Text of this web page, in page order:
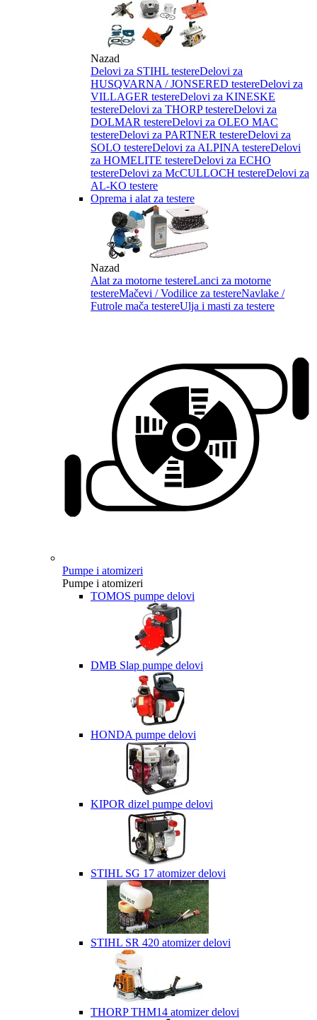
Nazad
Delovi za STIHL testereDelovi za
HUSQVARNA / JONSERED testereDelovi za
VILLAGER testereDelovi za KINESKE
testereDelovi za THORP testereDelovi za
DOLMAR testereDelovi za OLEO MAC
testereDelovi za PARTNER testereDelovi za
SOLO testereDelovi za ALPINA testereDelovi
za HOMELITE testereDelovi za ECHO
testereDelovi za McCULLOCH testereDelovi za
AL-KO testere
Oprema i alat za testere
Nazad
Alat za motorne testereLanci za motorne
testereMačevi / Vodilice za testereNavlake /
Futrole mača testereUlja i masti za testere
Pumpe i atomizeri
Pumpe i atomizeri
TOMOS pumpe delovi
DMB Slap pumpe delovi
HONDA pumpe delovi
KIPOR dizel pumpe delovi
STIHL SG 17 atomizer delovi
STIHL SR 420 atomizer delovi
THORP THM14 atomizer delovi